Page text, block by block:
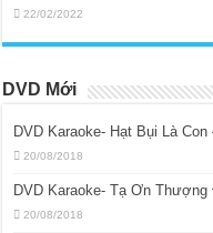
22/02/2022
DVD Mới
DVD Karaoke- Hạt Bụi Là
20/08/2018
DVD Karaoke- Tạ Ơn
20/08/2018